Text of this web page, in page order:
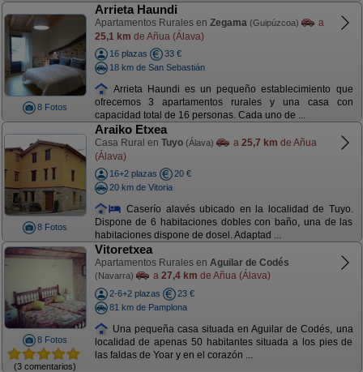
8 Fotos
Arrieta Haundi
Apartamentos Rurales en Zegama (Guipúzcoa)
a
25,1 km de Añua (Álava)
16 plazas
33 €
18 km de San Sebastián
Arrieta Haundi es un pequeño establecimiento que
ofrecemos 3 apartamentos rurales y una casa con
capacidad total de 16 personas. Cada uno de ...
8 Fotos
Araiko Etxea
Casa Rural en Tuyo (Álava) a 25,7 km de Añua
(Álava)
16+2 plazas
20 €
20 km de Vitoria
Caserío alavés ubicado en la localidad de Tuyo.
Dispone de 6 habitaciones dobles con baño, una de las
habitaciones dispone de dosel. Adaptad ...
8 Fotos
(3 comentarios)
Vitoretxea
Apartamentos Rurales en Aguilar de Codés
(Navarra) a 27,4 km de Añua (Álava)
2-6+2 plazas
23 €
81 km de Pamplona
Una pequeña casa situada en Aguilar de Codés, una
localidad de apenas 50 habitantes situada a los pies de
las faldas de Yoar y en el corazón ...